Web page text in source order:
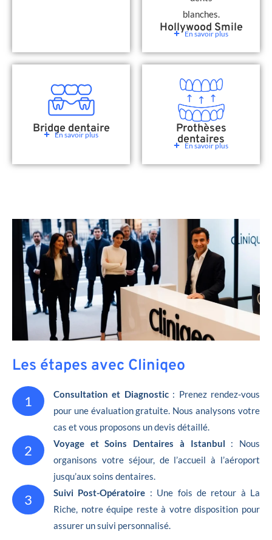
Hollywood Smile
En savoir plus
Bridge dentaire
En savoir plus Prothèses
dentaires
En savoir plus
Les étapes avec Cliniqeo
1 Consultation et Diagnostic: Prenez rendez-vous
pour une évaluation gratuite. Nous analysons votre
cas et vous proposons un devis détaillé.
2 Voyage et Soins Dentaires à Istanbul : Nous
organisons votre séjour, de l’accueil à l’aéroport
jusqu’aux soins dentaires.
3 Suivi Post-Opératoire : Une fois de retour à La
Riche, notre équipe reste à votre disposition pour
assurer un suivi personnalisé.